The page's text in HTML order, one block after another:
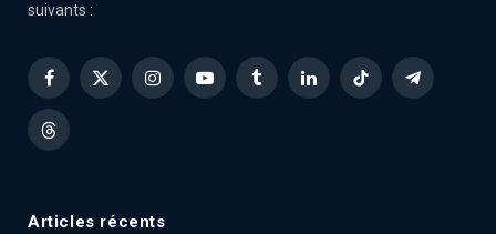
suivants :
Facebook
X
InstagramYouTubeTumblrLinkedInTikTok Telegram
Threads
Articles récents